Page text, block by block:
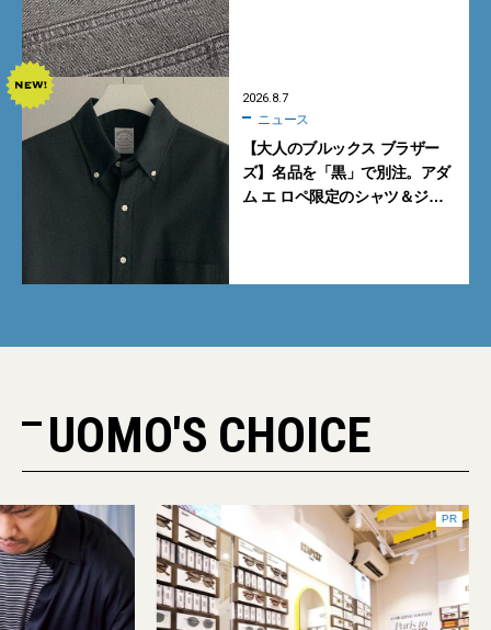
2026.8.7
ニュース
【大人のブルックス ブラザー
ズ】名品を「黒」で別注。アダ
ム エ ロペ限定のシャツ＆ジャ
UOMO'S CHOICE